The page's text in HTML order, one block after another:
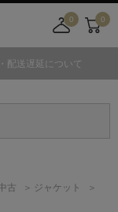
0
舗
カ
0
配送遅延について
古
ジャケット